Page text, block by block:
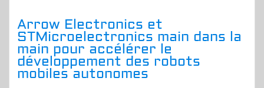
Arrow Electronics et
STMicroelectronics main dans la
main pour accélérer le
développement des robots
mobiles autonomes